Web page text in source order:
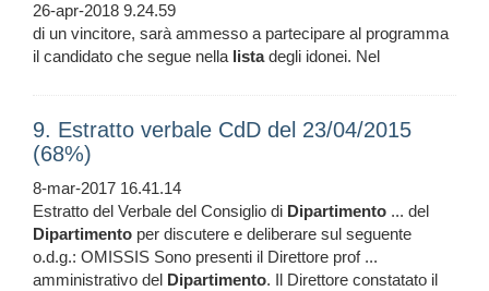
26-apr-2018 9.24.59
di un vincitore, sarà ammesso a partecipare al programma
il candidato che segue nella listadegli idonei. Nel
9. Estratto verbale CdD del 23/04/2015
(68%)
8-mar-2017 16.41.14
Estratto del Verbale del Consiglio di Dipartimento ... del
Dipartimento per discutere e deliberare sul seguente
o.d.g.: OMISSIS Sono presenti il Direttore prof ...
amministrativo del Dipartimento. Il Direttore constatato il